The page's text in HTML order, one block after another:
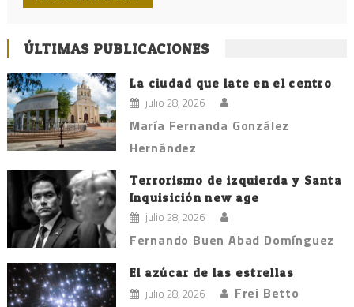
ÚLTIMAS PUBLICACIONES
La ciudad que late en el centro
julio 28, 2026
María Fernanda González
Hernández
Terrorismo de izquierda y Santa
Inquisición new age
julio 28, 2026
Fernando Buen Abad Domínguez
El azúcar de las estrellas
julio 28, 2026 Frei Betto